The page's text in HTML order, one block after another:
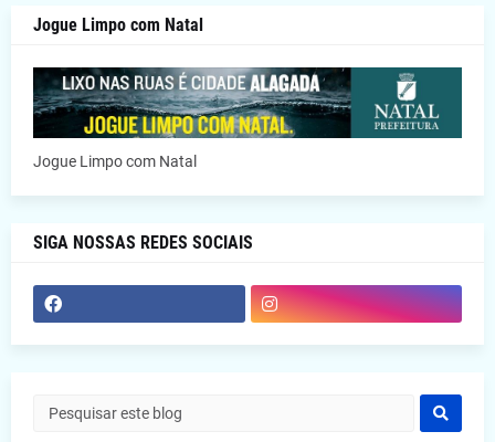
Jogue Limpo com Natal
Jogue Limpo com Natal
SIGA NOSSAS REDES SOCIAIS